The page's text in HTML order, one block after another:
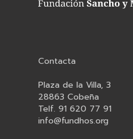
Contacta
Plaza de la Villa, 3
28863 Cobeña
Telf. 91 620 77 91
info@fundhos.org